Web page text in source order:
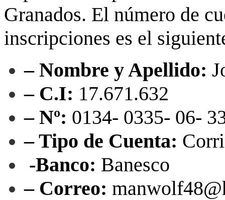
Granados. El número de
inscripciones es el
– Nombre y Apellido:
– C.I: 17.671.632
– Nº: 0134- 0335- 06-
– Tipo de Cuenta:
-Banco: Banesco
– Correo: